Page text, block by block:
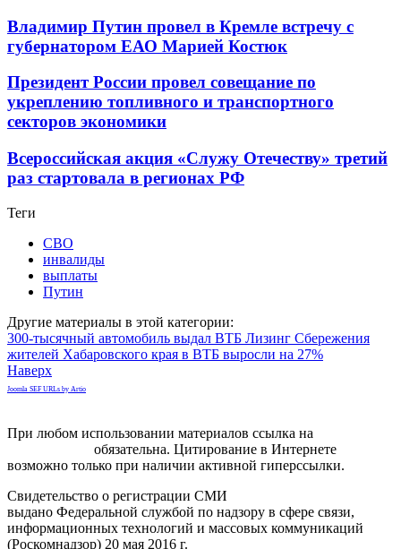
Владимир Путин провел в Кремле встречу с
губернатором ЕАО Марией Костюк
Президент России провел совещание по
укреплению топливного и транспортного
секторов экономики
Всероссийская акция «Служу Отечеству» третий
раз стартовала в регионах РФ
Теги
СВО
инвалиды
выплаты
Путин
Другие материалы в этой категории:
300-тысячный автомобиль выдал ВТБ Лизинг Сбережения
жителей Хабаровского края в ВТБ выросли на 27%
Наверх
Joomla SEF URLs by Artio
При любом использовании материалов ссылка на
обязательна. Цитирование в Интернете
возможно только при наличии активной гиперссылки.
Свидетельство о регистрации СМИ
выдано Федеральной службой по надзору в сфере связи,
информационных технологий и массовых коммуникаций
(Роскомнадзор) 20 мая 2016 г.